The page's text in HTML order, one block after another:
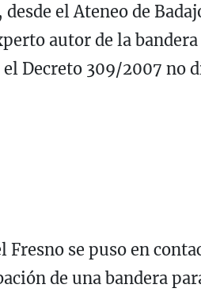
el Ateneo de
autor de la
Decreto 309/2007 no
se puso en
de una bandera